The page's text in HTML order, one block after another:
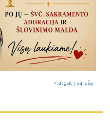
< atgal į sąrašą